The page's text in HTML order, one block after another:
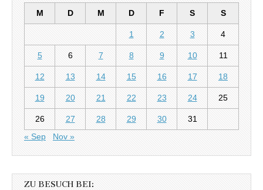
M D M D F S S
1 2 3 4
5 6 7 8 9 10 11
12 13 14 15 16 17 18
19 20 21 22 23 24 25
26 27 28 29 30
31
« Sep
Nov »
ZU BESUCH BEI: